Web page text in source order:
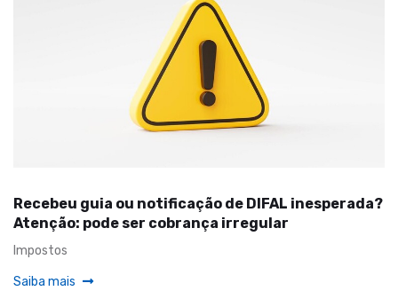
Recebeu guia ou notificação de DIFAL inesperada?
Atenção: pode ser cobrança irregular
Impostos
Saiba mais